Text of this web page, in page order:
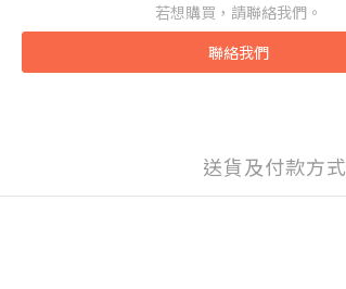
若想購買，請聯絡我們。
聯絡我們
送貨及付款方式